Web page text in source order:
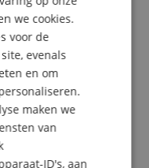
Mac & PC
ITALIAN
SPANISH
we cookies.
voor de
evenals
en om
maken we
van
ID's, aan